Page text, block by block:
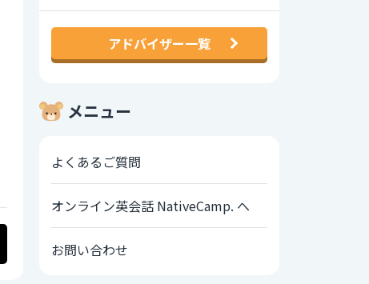
アドバイザー一覧
メニュー
よくあるご質問
オンライン英会話 NativeCamp. へ
お問い合わせ